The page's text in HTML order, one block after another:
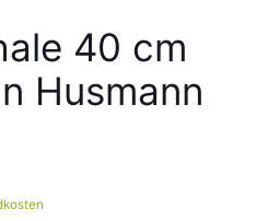
40 cm
Husmann